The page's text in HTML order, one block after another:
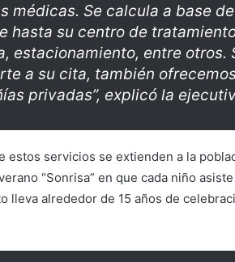
médicas. Se calcula a base
hasta su centro de
estacionamiento, entre otros.
a su cita, también
privadas”, explicó la
estos servicios se extienden a la
“Sonrisa” en que cada niño
lleva alrededor de 15 años de